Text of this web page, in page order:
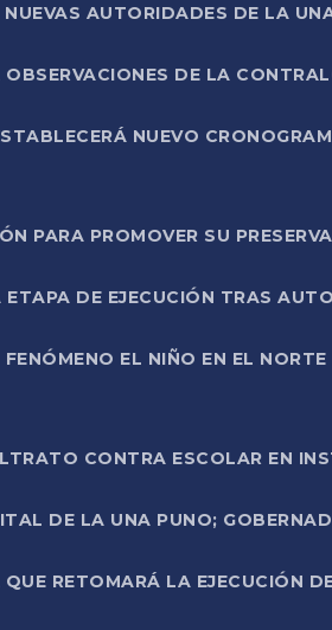
AUTORIDADES DE LA
DE LA
NUEVO
PARA PROMOVER SU
DE EJECUCIÓN TRAS
EL NIÑO EN EL
CONTRA ESCOLAR EN
DE LA UNA PUNO;
RETOMARÁ LA EJECUCIÓN